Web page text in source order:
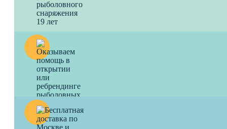
Мягкая приманка VIKING
Личинка 5,0 см оранжевый
краб 8 шт.
Для любителей микроджига.